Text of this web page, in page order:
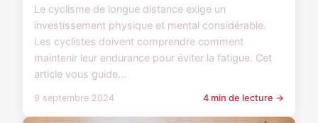
Le cyclisme de longue distance exige un
investissement physique et mental considérable.
Les cyclistes doivent comprendre comment
maintenir leur endurance pour éviter la fatigue. Cet
article vous guide...
9 septembre 2024 4 min de lecture →